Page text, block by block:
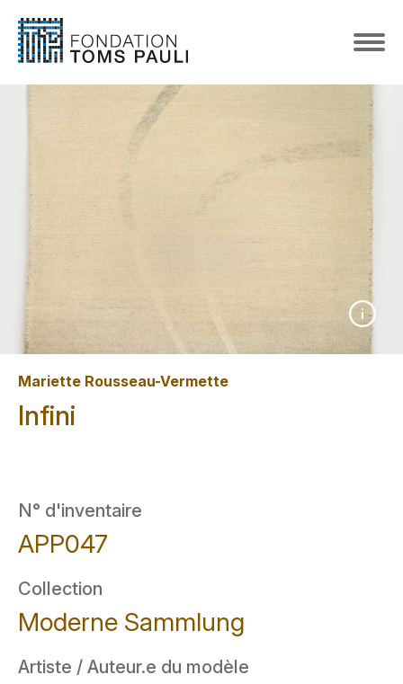
Mariette Rousseau-Vermette
Infini
N° d'inventaire
APP047
Collection
Moderne Sammlung
Artiste / Auteur.e du modèle